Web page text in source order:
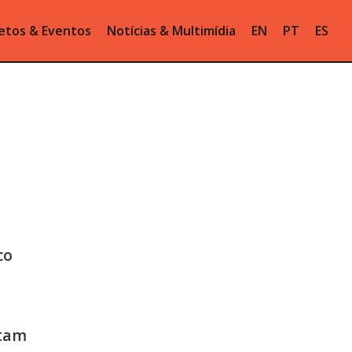
& Eventos Notícias & Multimídia EN PT ES